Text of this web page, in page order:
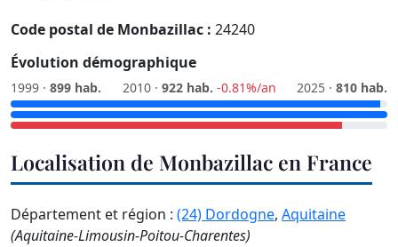
Code postal de Monbazillac : 24240
Évolution démographique
1999 · 899 hab. 2010 · 922 hab. -0.81%/an 2025 · 810 hab.
Localisation de Monbazillac en France
Département et région : (24) Dordogne, Aquitaine
(Aquitaine-Limousin-Poitou-Charentes)